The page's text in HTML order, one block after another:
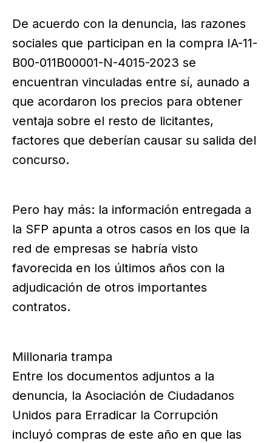
De acuerdo con la denuncia, las razones
sociales que participan en la compra IA-11-
B00-011B00001-N-4015-2023 se
encuentran vinculadas entre sí, aunado a
que acordaron los precios para obtener
ventaja sobre el resto de licitantes,
factores que deberían causar su salida del
concurso.
Pero hay más: la información entregada a
la SFP apunta a otros casos en los que la
red de empresas se habría visto
favorecida en los últimos años con la
adjudicación de otros importantes
contratos.
Millonaria trampa
Entre los documentos adjuntos a la
denuncia, la Asociación de Ciudadanos
Unidos para Erradicar la Corrupción
incluyó compras de este año en que las